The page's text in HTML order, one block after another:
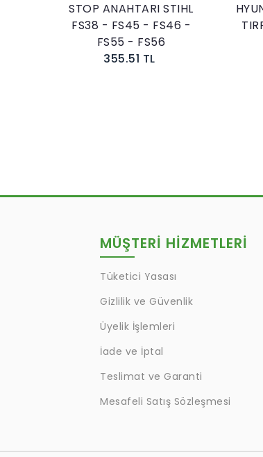
STOP ANAHTARI STIHL
FS38 - FS45 - FS46 -
FS55 - FS56
355.51 TL
MÜŞTERİ HİZMETLERİ
Tüketici Yasası
Gizlilik ve Güvenlik
Üyelik İşlemleri
İade ve İptal
Teslimat ve Garanti
Mesafeli Satış Sözleşmesi